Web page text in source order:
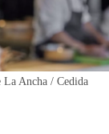
La Ancha / Cedida